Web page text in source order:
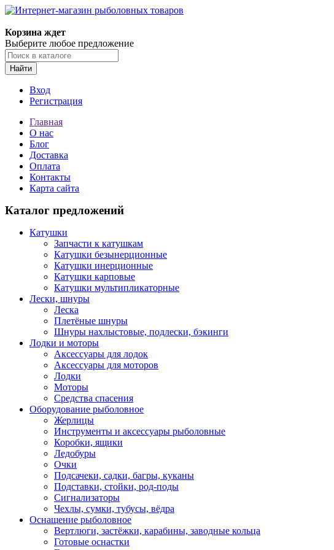
Корзина ждет
Выберите любое предложение
Найти
Вход
Регистрация
Главная
О нас
Блог
Доставка
Оплата
Контакты
Карта сайта
Каталог предложений
Катушки
Запчасти к катушкам
Катушки безынерционные
Катушки инерционные
Катушки карповые
Катушки мультипликаторные
Лески, шнуры
Леска
Плетёные шнуры
Шнуры нахлыстовые, подлески, бэкинги
Лодки и моторы
Аксессуары для лодок
Аксессуары для моторов
Лодки
Моторы
Средства спасения
Оборудование рыболовное
Жерлицы
Инструменты и аксессуары рыболовные
Коробки, ящики
Ледобуры
Очки
Подсачеки, садки, багры, куканы
Подставки, стойки, род-поды
Сигнализаторы
Чехлы, сумки, тубусы, вёдра
Оснащение рыболовное
Вертлюги, застёжки, карабины, заводные кольца
Готовые оснастки